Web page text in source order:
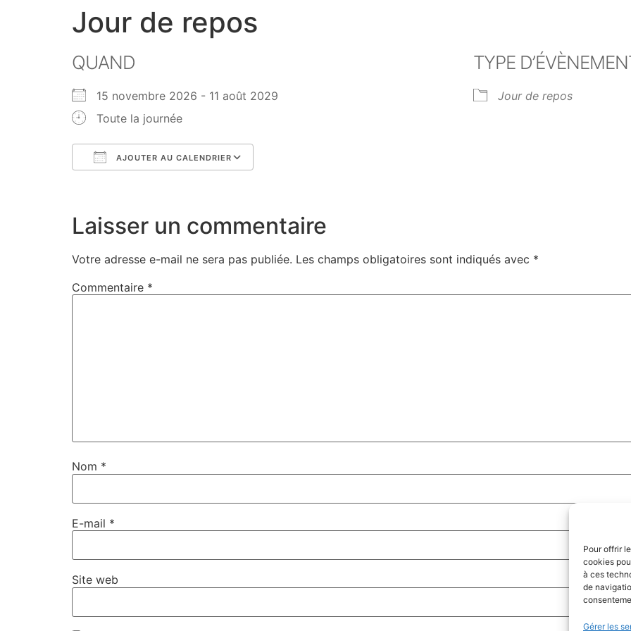
Pour offrir
cookies
à ces
de
Gérer les
Jour de repos
QUAND
15 novembre 2026 - 11 août 2029
Toute la journée
AJOUTER AU CALENDRIER
TYPE
Jour de repos
Laisser un commentaire
Votre adresse e-mail ne sera pas publiée. Les champs obligatoires sont indiqués avec *
Commentaire *
Nom *
E-mail *
Site web